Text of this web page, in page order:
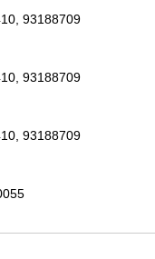
93188709
93188709
93188709